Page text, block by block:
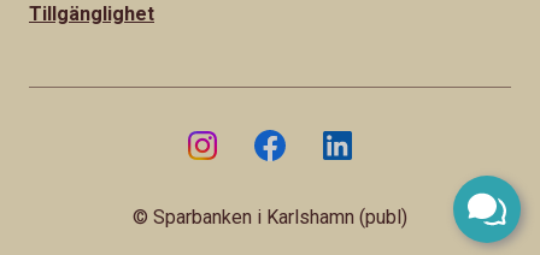
Tillgänglighet
© Sparbanken i Karlshamn (publ)